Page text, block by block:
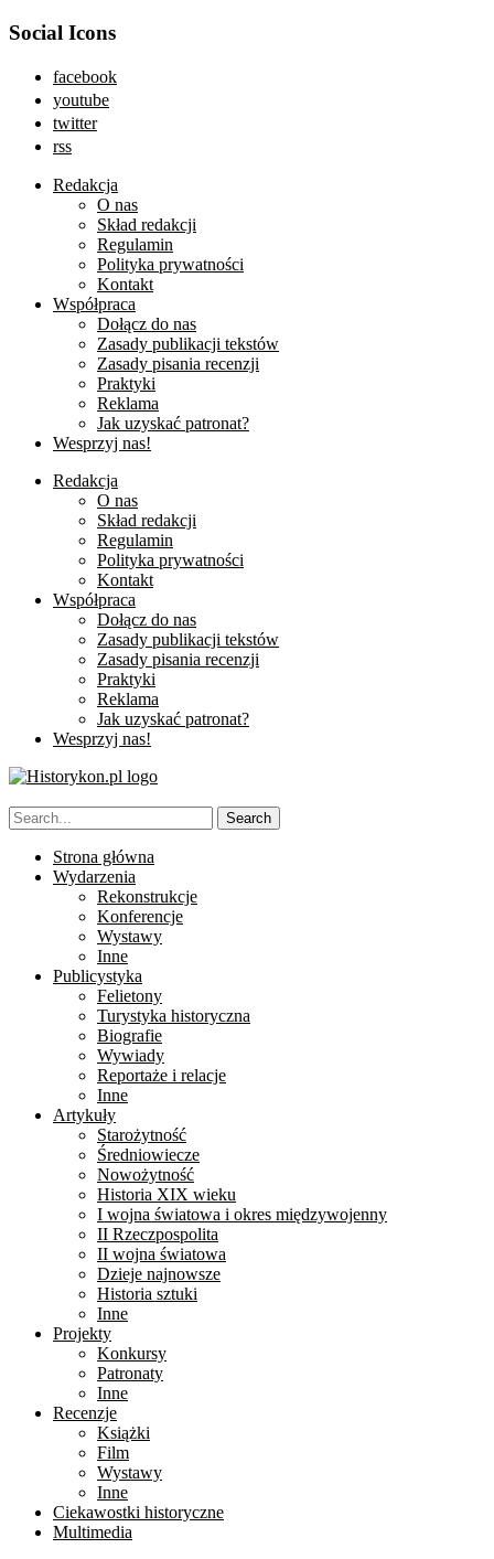
Social Icons
facebook
youtube
twitter
rss
Redakcja
O nas
Skład redakcji
Regulamin
Polityka prywatności
Kontakt
Współpraca
Dołącz do nas
Zasady publikacji tekstów
Zasady pisania recenzji
Praktyki
Reklama
Jak uzyskać patronat?
Wesprzyj nas!
Redakcja
O nas
Skład redakcji
Regulamin
Polityka prywatności
Kontakt
Współpraca
Dołącz do nas
Zasady publikacji tekstów
Zasady pisania recenzji
Praktyki
Reklama
Jak uzyskać patronat?
Wesprzyj nas!
Strona główna
Wydarzenia
Rekonstrukcje
Konferencje
Wystawy
Inne
Publicystyka
Felietony
Turystyka historyczna
Biografie
Wywiady
Reportaże i relacje
Inne
Artykuły
Starożytność
Średniowiecze
Nowożytność
Historia XIX wieku
I wojna światowa i okres międzywojenny
II Rzeczpospolita
II wojna światowa
Dzieje najnowsze
Historia sztuki
Inne
Projekty
Konkursy
Patronaty
Inne
Recenzje
Książki
Film
Wystawy
Inne
Ciekawostki historyczne
Multimedia